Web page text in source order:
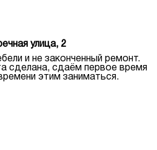
улица, 2
и не законченный ремонт.
сделана, сдаём первое время
этим заниматься.